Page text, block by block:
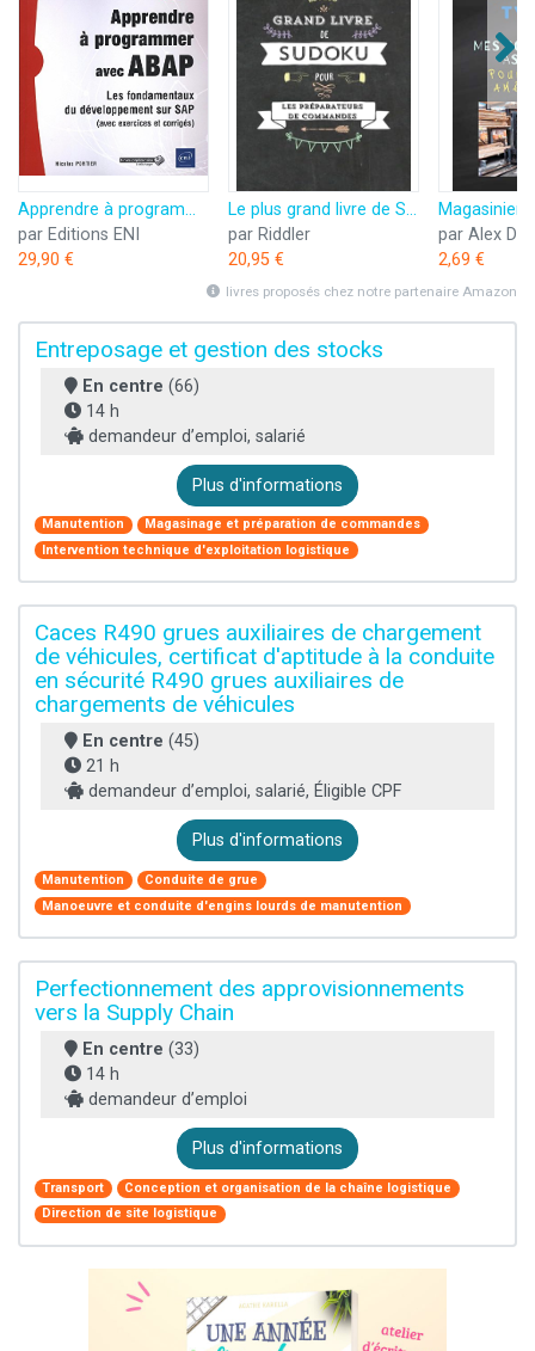
Apprendre à programmer avec ABAP - Les fondamentaux du développement sur SAP
par Editions ENI
29,90 €
Le plus grand livre de Sudoku pour les préparateurs de commandes
par Riddler
20,95 €
par Alex
2,69 €
livres proposés chez notre partenaire Amazon
Entreposage et gestion des stocks
En centre (66)
14 h
demandeur d’emploi, salarié
Plus d'informations
Manutention
Magasinage et préparation de commandes
Intervention technique d'exploitation logistique
Caces R490 grues auxiliaires de chargement
de véhicules, certificat d'aptitude à la conduite
en sécurité R490 grues auxiliaires de
chargements de véhicules
En centre (45)
21 h
demandeur d’emploi, salarié, Éligible CPF
Plus d'informations
Manutention
Conduite de grue
Manoeuvre et conduite d'engins lourds de manutention
Perfectionnement des approvisionnements
vers la Supply Chain
En centre (33)
14 h
demandeur d’emploi
Plus d'informations
Transport
Conception et organisation de la chaîne logistique
Direction de site logistique